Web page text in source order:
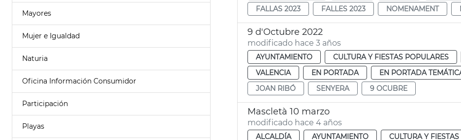
Mayores
Mujer e Igualdad
Naturia
Oficina Información Consumidor
Participación
Playas
FALLAS 2023
FALLES 2023 NOMENAMENT
9 d'Octubre 2022
modificado hace 3 años
AYUNTAMIENTO CULTURA Y FIESTAS POPULARES
VALENCIA
EN PORTADA EN PORTADA
JOAN RIBÓ
SENYERA 9 OCUBRE
Mascletà 10 marzo
modificado hace 4 años
ALCALDÍA AYUNTAMIENTO CULTURA Y